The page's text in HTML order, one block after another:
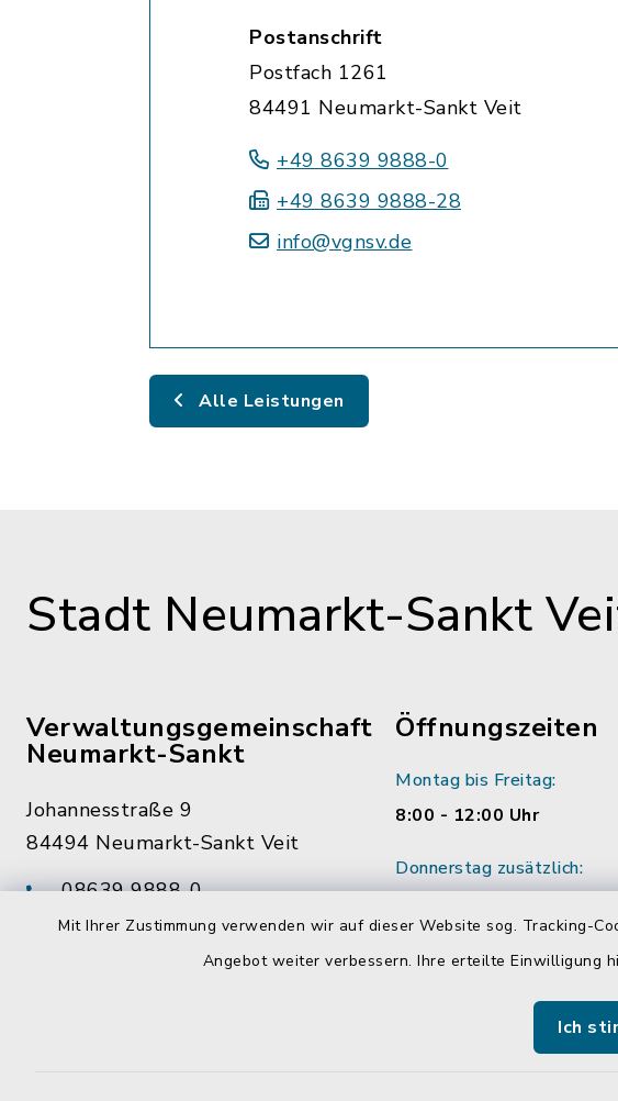
Mit Ihrer Zustimmung verwenden wir auf dieser Website sog. Tracking-
Angebot weiter verbessern. Ihre erteilte Einwilligung
Ich
Postanschrift
Postfach 1261
84491 Neumarkt-Sankt Veit
+49 8639 9888-0
+49 8639 9888-28
info@vgnsv.de
Alle Leistungen
Stadt Neumarkt-Sankt
Verwaltungsgemeinschaft
Neumarkt-Sankt
Johannesstraße 9
84494 Neumarkt-Sankt Veit
08639 9888-0
08639 9888-28
vg@neumarkt-sankt-veit.de
Öffnungszeiten
Montag bis Freitag:
8:00 - 12:00 Uhr
Donnerstag zusätzlich:
vorab Termine mit den
Mitarbeiter/innen.